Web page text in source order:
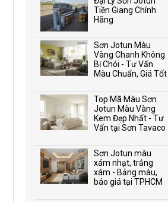
Tiền Giang Chính
Hãng
Sơn Jotun Màu
Vàng Chanh Không
Bị Chói - Tư Vấn
Màu Chuẩn, Giá Tốt
Top Mã Màu Sơn
Jotun Màu Vàng
Kem Đẹp Nhất - Tư
Vấn tại Sơn Tavaco
Sơn Jotun màu
xám nhạt, trắng
xám - Bảng màu,
báo giá tại TPHCM